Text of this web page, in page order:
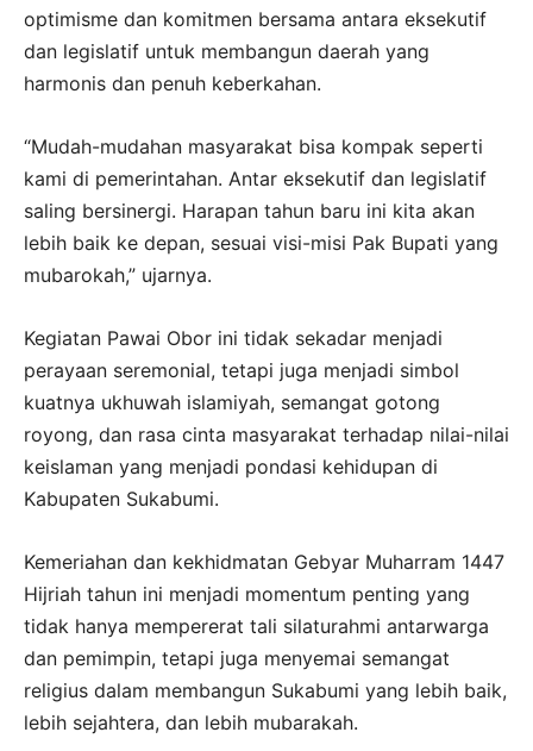
optimisme dan komitmen bersama antara eksekutif
dan legislatif untuk membangun daerah yang
harmonis dan penuh keberkahan.
“Mudah-mudahan masyarakat bisa kompak seperti
kami di pemerintahan. Antar eksekutif dan legislatif
saling bersinergi. Harapan tahun baru ini kita akan
lebih baik ke depan, sesuai visi-misi Pak Bupati yang
mubarokah,” ujarnya.
Kegiatan Pawai Obor ini tidak sekadar menjadi
perayaan seremonial, tetapi juga menjadi simbol
kuatnya ukhuwah islamiyah, semangat gotong
royong, dan rasa cinta masyarakat terhadap nilai-nilai
keislaman yang menjadi pondasi kehidupan di
Kabupaten Sukabumi.
Kemeriahan dan kekhidmatan Gebyar Muharram 1447
Hijriah tahun ini menjadi momentum penting yang
tidak hanya mempererat tali silaturahmi antarwarga
dan pemimpin, tetapi juga menyemai semangat
religius dalam membangun Sukabumi yang lebih baik,
lebih sejahtera, dan lebih mubarakah.